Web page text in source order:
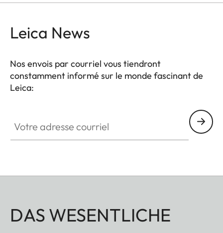
Leica News
Nos envois par courriel vous tiendront
constamment informé sur le monde fascinant de
Leica:
DAS WESENTLICHE